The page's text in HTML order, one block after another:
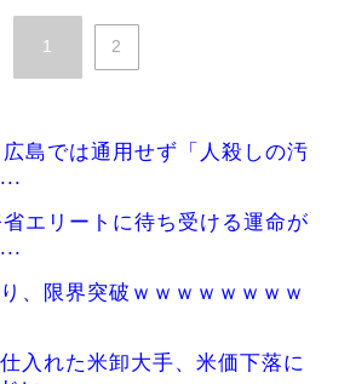
1 2
島では通用せず「人殺しの汚
エリートに待ち受ける運命が
、限界突破ｗｗｗｗｗｗｗｗ
入れた米卸大手、米価下落に